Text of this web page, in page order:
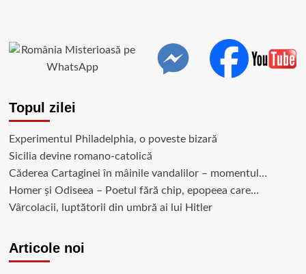
Topul zilei
Experimentul Philadelphia, o poveste bizară
Sicilia devine romano-catolică
Căderea Cartaginei în mâinile vandalilor – momentul…
Homer și Odiseea – Poetul fără chip, epopeea care…
Vârcolacii, luptătorii din umbră ai lui Hitler
Articole noi